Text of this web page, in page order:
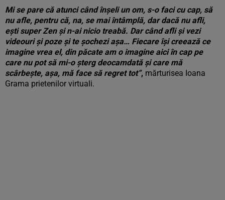
Mi se pare că atunci când înşeli un om, s-o faci cu cap, să
nu afle, pentru că, na, se mai întâmplă, dar dacă nu afli,
eşti super Zen şi n-ai nicio treabă. Dar când afli şi vezi
videouri şi poze şi te şochezi aşa… Fiecare îşi creează ce
imagine vrea el, din păcate am o imagine aici în cap pe
care nu pot să mi-o şterg deocamdată şi care mă
scârbeşte, aşa, mă face să regret tot”, mărturisea Ioana
Grama prietenilor virtuali.